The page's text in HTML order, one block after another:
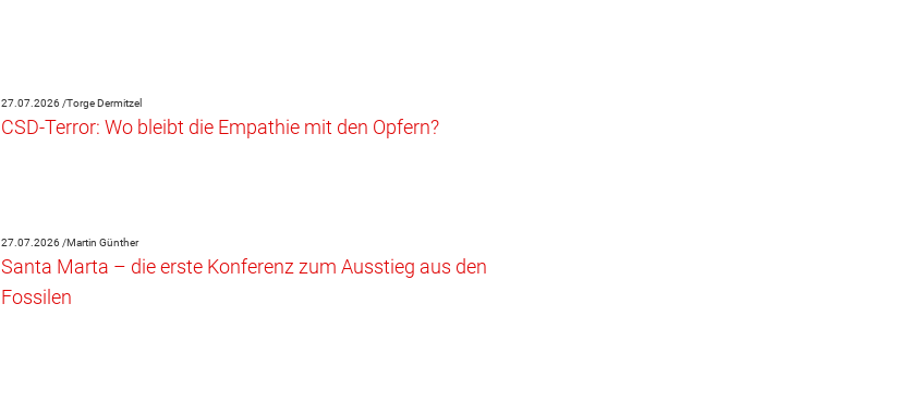
27.07.2026 /Torge Dermitzel
CSD-Terror: Wo bleibt die Empathie mit den Opfern?
27.07.2026 /Martin Günther
Santa Marta – die erste Konferenz zum Ausstieg aus den
Fossilen